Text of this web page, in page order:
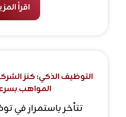
اقرأ
التوظيف الذكي: كنز
المواهب
تتأخر باستمرار في